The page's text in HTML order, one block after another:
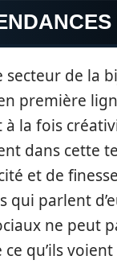
secteur de la
première
la fois
dans cette
et de
qui parlent
ne peut
qu’ils